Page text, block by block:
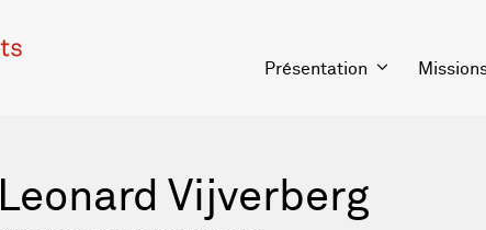
Présentation
Leonard Vijverberg